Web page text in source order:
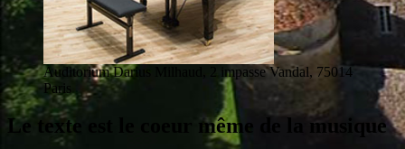
Auditorium Darius Milhaud, 2 impasse Vandal, 75014
Paris
Le texte est le coeur même de la musique